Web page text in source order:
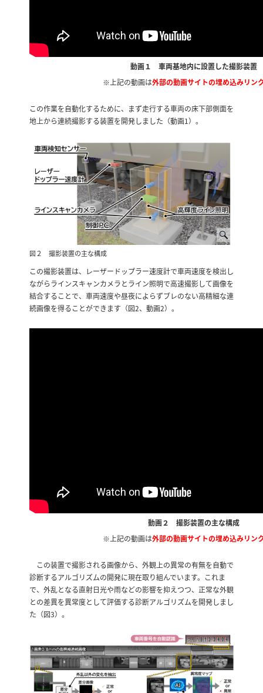
動画１ 車両基地内に設置した撮影装置
※上記の動画は外部の動画サイトの埋め込みリン
この作業を自動化するために、まず走行する車両の床下部側面を
地上から連続撮影する装置を開発しました（動画1）。
図２ 撮影装置の主な構成
この撮影装置は、レーザードップラー速度計で車両速度を検出し
ながらラインスキャンカメラとライン照明で高速撮影して画像を
結合することで、車両速度や昼夜によらずブレのない高精細な連
続画像を得ることができます（図2、動画2）。
動画２ 撮影装置の主な構成
※上記の動画は外部の動画サイトの埋め込みリン
この装置で撮影される画像から、外観上の異常の有無を自動で
診断するアルゴリズムの開発に現在取り組んでいます。これま
で、外乱となる直射日光や雨などの影響を抑えつつ、正常な外観
との差異を異常度として評価する診断アルゴリズムを開発しまし
た（図3）。